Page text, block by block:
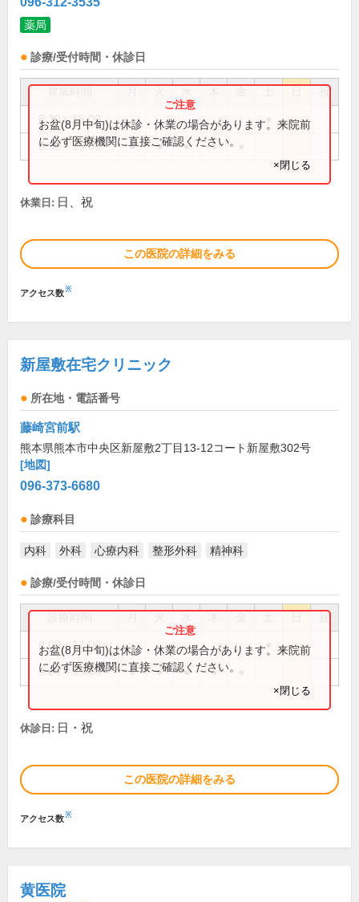
薬局
診療/受付時間・休診日
祝
8:30～15:00
8:30～18:00 ● ● ● ●
お盆(8月中旬)は休診・休業の場合があります。来院前
に必ず医療機関に直接ご確認ください。
×閉じる
休業日: 日、祝
この医院の詳細をみる
アクセス数※
新屋敷在宅クリニック
所在地・電話番号
藤崎宮前駅
熊本県熊本市中央区新屋敷2丁目13-12コート新屋敷302号
[地図]
096-373-6680
診療科目
内科 外科 心療内科 整形外科 精神科
診療/受付時間・休診日
祝
9:00～12:00
9:00～18:00 ● ● ● ●
お盆(8月中旬)は休診・休業の場合があります。来院前
に必ず医療機関に直接ご確認ください。
×閉じる
休診日: 日・祝
この医院の詳細をみる
アクセス数※
黄医院